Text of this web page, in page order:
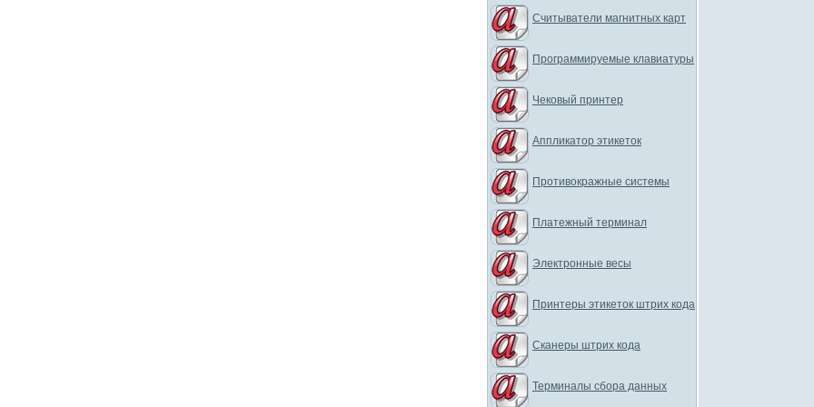
Считыватели магнитных карт
Программируемые клавиатуры
Чековый принтер
Аппликатор этикеток
Противокражные системы
Платежный терминал
Электронные весы
Принтеры этикеток штрих кода
Сканеры штрих кода
Терминалы сбора данных